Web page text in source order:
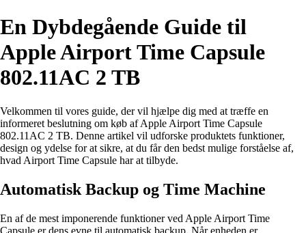
En Dybdegående Guide til
Apple Airport Time Capsule
802.11AC 2 TB
Velkommen til vores guide, der vil hjælpe dig med at træffe en
informeret beslutning om køb af Apple Airport Time Capsule
802.11AC 2 TB. Denne artikel vil udforske produktets funktioner,
design og ydelse for at sikre, at du får den bedst mulige forståelse af,
hvad Airport Time Capsule har at tilbyde.
Automatisk Backup og Time Machine
En af de mest imponerende funktioner ved Apple Airport Time
Capsule er dens evne til automatisk backup. Når enheden er